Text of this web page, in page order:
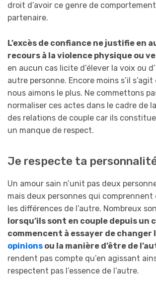
droit d’avoir ce genre de
partenaire.
L’excès de confiance ne justifie en
recours à la violence physique ou
en aucun cas licite d’élever la voix ou
autre personne. Encore moins s’il s’agit
nous aimons le plus. Ne commettons
normaliser ces actes dans le cadre de
des relations de couple car ils
un manque de respect.
Je respecte ta
Un amour sain n’unit pas deux
mais deux personnes qui
les différences de l’autre. Nombreux
lorsqu’ils sont en couple depuis un
commencent à essayer de changer
opinions ou la manière d’être de
rendent pas compte qu’en agissant
respectent pas l’essence de l’autre.